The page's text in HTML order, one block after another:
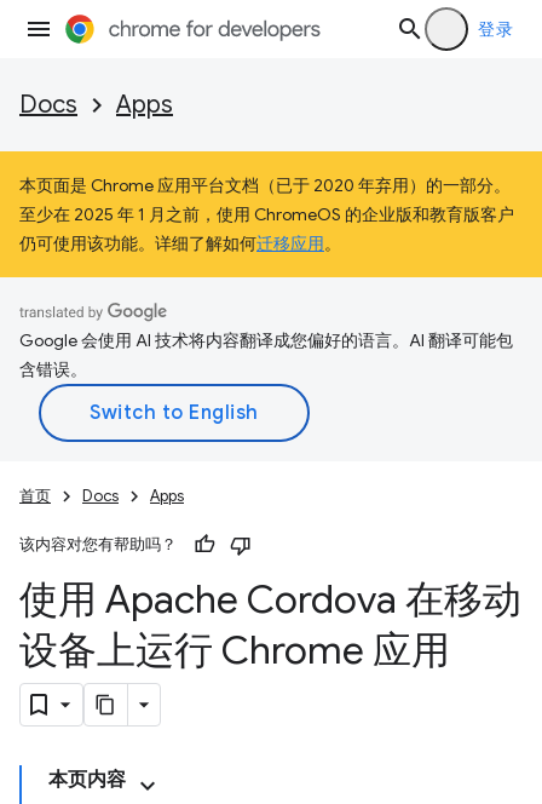
登录
Docs Apps
本页面是 Chrome 应用平台文档（已于 2020 年弃用）的一部分。
至少在 2025 年 1 月之前，使用 ChromeOS 的企业版和教育版客户
仍可使用该功能。详细了解如何迁移应用。
Google 会使用 AI 技术将内容翻译成您偏好的语言。AI 翻译可能包
含错误。
首页 Docs Apps
该内容对您有帮助吗？
使用 Apache Cordova 在移动
设备上运行 Chrome 应用
本页内容